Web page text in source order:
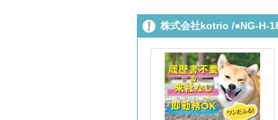
株式会社kotrio /●NG-H-